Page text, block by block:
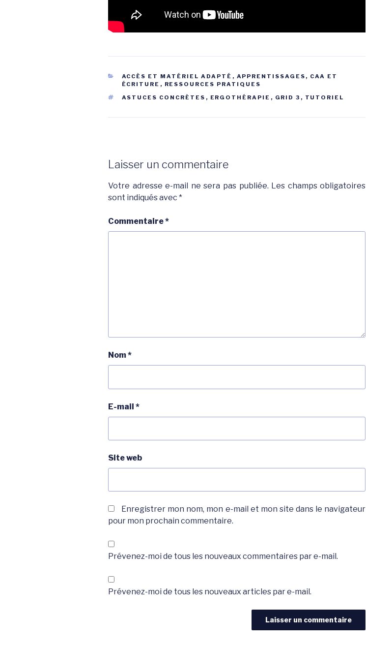
CATÉGORIES
ACCÈS ET MATÉRIEL ADAPTÉ , APPRENTISSAGES, CAA ET
ÉCRITURE , RESSOURCES PRATIQUES
ÉTIQUETTES
ASTUCES CONCRÈTES , ERGOTHÉRAPIE , GRID 3 , TUTORIEL
Laisser un commentaire
Votre adresse e-mail ne sera pas publiée. Les champs obligatoires
sont indiqués avec *
Commentaire*
Nom*
E-mail *
Site web
Enregistrer mon nom, mon e-mail et mon site dans le navigateur
pour mon prochain commentaire.
Prévenez-moi de tous les nouveaux commentaires par e-mail.
Prévenez-moi de tous les nouveaux articles par e-mail.